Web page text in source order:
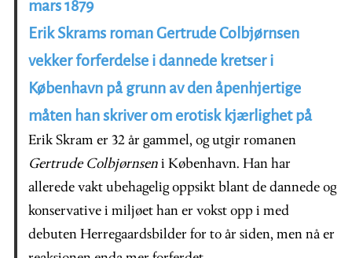
mars 1879
Erik Skrams roman Gertrude Colbjørnsen
vekker forferdelse i dannede kretser i
København på grunn av den åpenhjertige
måten han skriver om erotisk kjærlighet på
Erik Skram er 32 år gammel, og utgir romanen
Gertrude Colbjørnsen i København. Han har
allerede vakt ubehagelig oppsikt blant de dannede og
konservative i miljøet han er vokst opp i med
debuten Herregaardsbilder for to år siden, men nå er